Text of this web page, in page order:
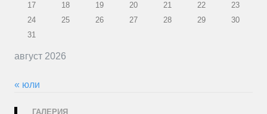
август 2026
17
18 19 20 21 22
23
24
25 26 27 28 29
30
31
« юли
ГАЛЕРИЯ